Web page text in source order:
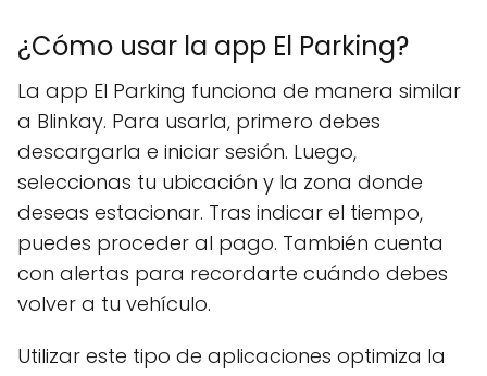
¿Cómo usar la app El Parking?
La app El Parking funciona de manera similar
a Blinkay. Para usarla, primero debes
descargarla e iniciar sesión. Luego,
seleccionas tu ubicación y la zona donde
deseas estacionar. Tras indicar el tiempo,
puedes proceder al pago. También cuenta
con alertas para recordarte cuándo debes
volver a tu vehículo.
Utilizar este tipo de aplicaciones optimiza la